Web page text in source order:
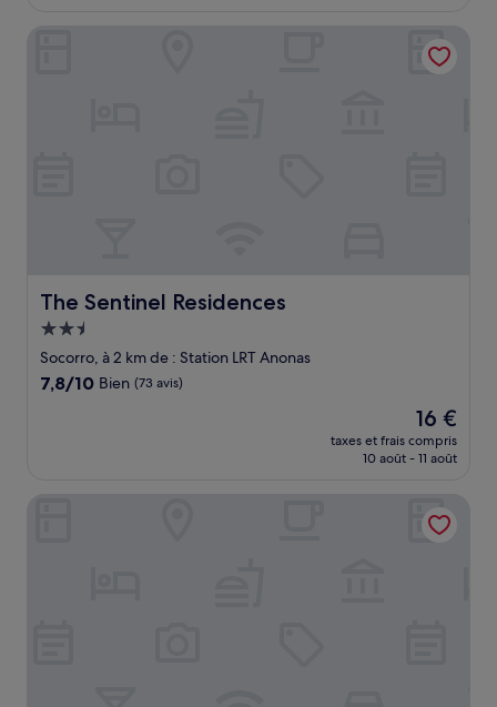
de
31 €
The Sentinel Residences
The Sentinel Residences
Hébergement
2.5 étoiles
Socorro, à 2 km de : Station LRT Anonas
7.8
7,8/10 Bien (73 avis)
Le
nouveau
prix
de
16 €
16 €
taxes et frais compris
10 août - 11 août